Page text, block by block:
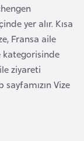
yer alır. Kısa
Fransa aile
kategorisinde
ziyareti
Vize